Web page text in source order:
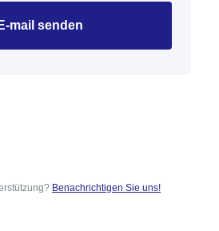
E-mail senden
Benachrichtigen Sie uns!